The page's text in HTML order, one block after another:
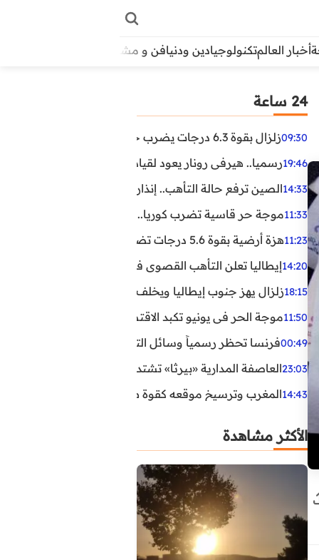
أخبار العالمتكنولوجيادين ودنيافن و مشاهير
24 ساعة
09:30زلزال بقوة 6.3 درجات يضرب جنوب الفلبين.. ولا تحذير من تسونامي حتى الآن
19:46رسميا.. هيرفي رونار يعود لقيادة منتخب كوت ديفوار
14:33الصين ترفع حالة التأهب.. إنذاران جديدان بسبب الأمطار
11:33موجة حر قاسية تضرب كوريا.. وفيات وإصابات ونفوق مئات
11:23هزة أرضية بقوة 5.6 درجات تضرب مصر
14:20إيطاليا تعلن التأهب القصوى في 23 مدينة بسبب موجة حر شديدة
18:15زلزال يهز جنوب إيطاليا ويخلف عشرات الجرحى
11:50موجة الحر في يونيو تكبد الاقتصاد البريطاني خسائر تجاوزت 1.5 مليار
00:49فرنسا تحظر رسمياً وسائل التواصل الاجتماعي على القاصرين
23:03العاصفة المدارية «بيرثا» تشتد وتقترب من سواحل
14:43المغرب وترسيخ موقعه كقوة طاقية إقليمية
الأكثر مشاهدة